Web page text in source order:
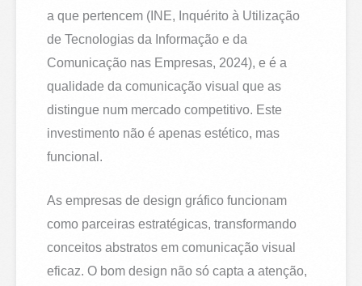
a que pertencem (INE, Inquérito à Utilização
de Tecnologias da Informação e da
Comunicação nas Empresas, 2024), e é a
qualidade da comunicação visual que as
distingue num mercado competitivo. Este
investimento não é apenas estético, mas
funcional.
As empresas de design gráfico funcionam
como parceiras estratégicas, transformando
conceitos abstratos em comunicação visual
eficaz. O bom design não só capta a atenção,